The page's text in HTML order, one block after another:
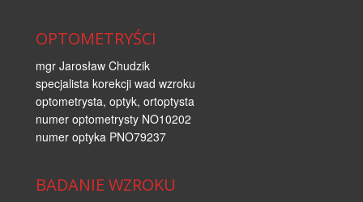
OPTOMETRYŚCI
mgr Jarosław Chudzik
specjalista korekcji wad wzroku
optometrysta, optyk, ortoptysta
numer optometrysty NO10202
numer optyka PNO79237
BADANIE WZROKU